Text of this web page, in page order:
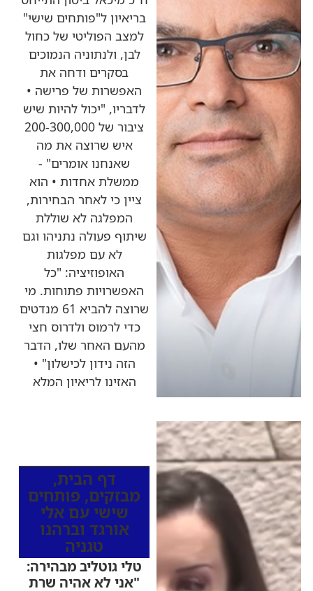
בריאיון ל"פותחים שישי"
למצב הפוליטי של כחול
לבן, ולנתוניה הנמוכים
בסקרים ודחה את
האפשרות של פרישה •
לדבריו, "יכול להיות שיש
ציבור של 200-300,000
איש שרוצה את מה
שאנחנו אומרים" -
ממשלת אחדות • הוא
ציין כי לאחר הבחירות,
המפלגה לא שוללת
שיתוף פעולה נתניהו וגם
לא עם מפלגות
האופוזיציה: "כל
האפשרויות פתוחות. מי
שרוצה להביא 61 מנדטים
כדי לרמוס ולדרוס חצי
מהעם האחר שלו, הדבר
הזה נידון לכישלון" •
האזינו לריאיון המלא
כותרות החדשות
דף הבית,
מבזקים,פותחים
שישי עם אלי
אורגד וברהנו
טגניה
טלי גוטליב מבהירה:
"אני לא אהיה שרת